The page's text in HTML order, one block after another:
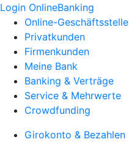
Login OnlineBanking
Online-Geschäftsstelle
Privatkunden
Firmenkunden
Meine Bank
Banking & Verträge
Service & Mehrwerte
Crowdfunding
Girokonto & Bezahlen